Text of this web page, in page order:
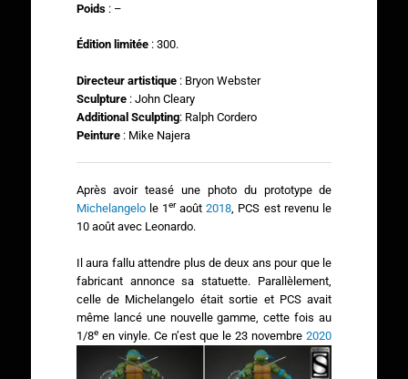
Poids: –
Édition limitée : 300.
Directeur artistique: Bryon Webster
Sculpture: John Cleary
Additional Sculpting: Ralph Cordero
Peinture: Mike Najera
Après avoir teasé une photo du prototype de
Michelangelole 1er août2018, PCS est revenu le
10 août avec Leonardo.
Il aura fallu attendre plus de deux ans pour que le
fabricant annonce sa statuette. Parallèlement,
celle de Michelangelo était sortie et PCS avait
même lancé une nouvelle gamme, cette fois au
1/8een vinyle. Ce n’est que le 23 novembre2020